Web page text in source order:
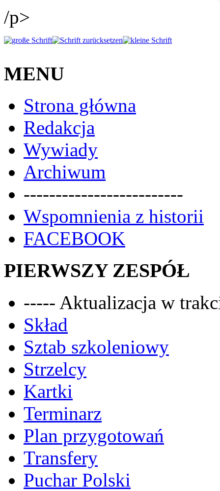
/p>
MENU
Strona główna
Redakcja
Wywiady
Archiwum
-------------------------
Wspomnienia z historii
FACEBOOK
PIERWSZY ZESPÓŁ
----- Aktualizacja w
Skład
Sztab szkoleniowy
Strzelcy
Kartki
Terminarz
Plan przygotowań
Transfery
Puchar Polski